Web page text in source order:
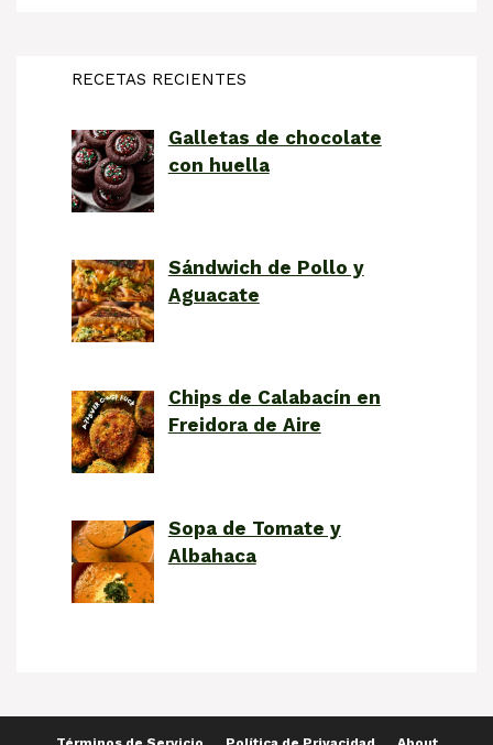
RECETAS RECIENTES
Galletas de chocolate
con huella
Sándwich de Pollo y
Aguacate
Chips de Calabacín en
Freidora de Aire
Sopa de Tomate y
Albahaca